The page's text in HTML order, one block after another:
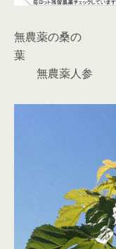
無農薬の桑の
無農薬人参